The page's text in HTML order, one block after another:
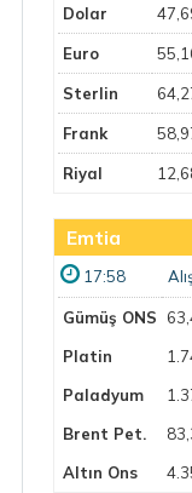
Dolar
Euro
Sterlin
Frank
Riyal
Emtia
17:58
Gümüş ONS
Platin
Paladyum
Brent Pet.
Altın Ons